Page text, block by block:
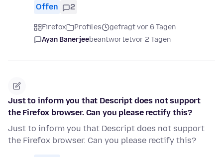
Offen 2
Firefox Profiles
gefragt vor 6 Tagen
Ayan Banerjeebeantwortetvor 2 Tagen
Just to inform you that Descript does not support
the Firefox browser. Can you please rectify this?
Just to inform you that Descript does not support
the Firefox browser. Can you please rectify this?